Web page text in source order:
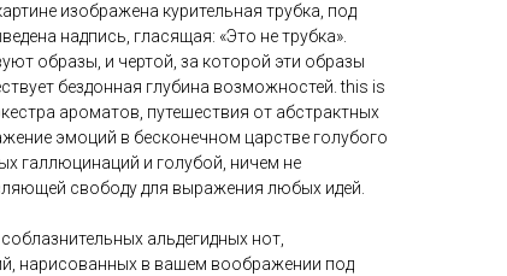
изображена курительная трубка, под
надпись, гласящая: «Это не трубка».
образы, и чертой, за которой эти образы
бездонная глубина возможностей. this is
ароматов, путешествия от абстрактных
эмоций в бесконечном царстве голубого
галлюцинаций и голубой, ничем не
свободу для выражения любых идей.
альдегидных нот,
нарисованных в вашем воображении под